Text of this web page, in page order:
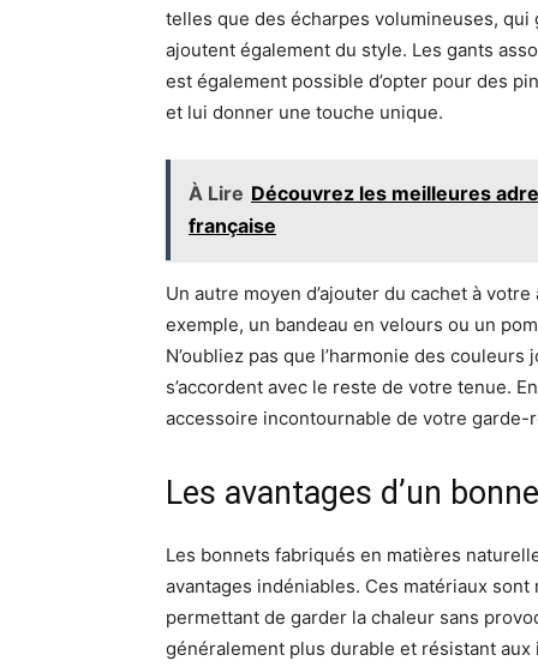
telles que des écharpes volumineuses,
ajoutent également du style. Les gants
est également possible d’opter pour des
et lui donner une touche unique.
À Lire Découvrez les meilleures
française
Un autre moyen d’ajouter du cachet à
exemple, un bandeau en velours ou un
N’oubliez pas que l’harmonie des
s’accordent avec le reste de votre tenue.
accessoire incontournable de votre garde-
Les avantages d’un
Les bonnets fabriqués en matières
avantages indéniables. Ces matériaux
permettant de garder la chaleur sans
généralement plus durable et résistant